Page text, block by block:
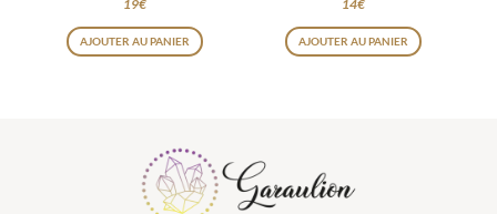
19€
AJOUTER AU PANIER
14€
AJOUTER AU PANIER